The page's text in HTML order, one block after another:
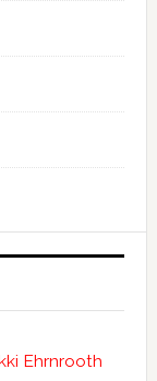
Ehrnrooth